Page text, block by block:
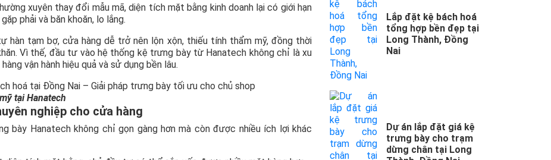
xuyên thay đổi mẫu mã, diện tích mặt bằng kinh doanh lại có giới hạn
phải và băn khoăn, lo lắng.
hàn tạm bợ, cửa hàng dễ trở nên lộn xộn, thiếu tính thẩm mỹ, đồng thời
Vì thế, đầu tư vào hệ thống kệ trưng bày từ Hanatech không chỉ là xu
vận hành hiệu quả và sử dụng bền lâu.
tại Hanatech
nghiệp cho cửa hàng
bày Hanatech không chỉ gọn gàng hơn mà còn được nhiều ích lợi khác
Lắp đặt kệ bách hoá
tổng hợp bền đẹp tại
Long Thành, Đồng
Nai
Dự án lắp đặt giá kệ
trưng bày cho trạm
dừng chân tại Long